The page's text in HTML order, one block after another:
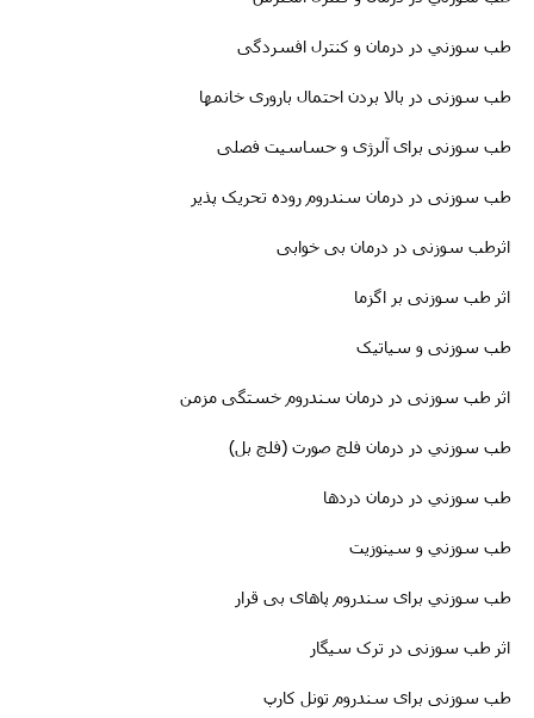
طب سوزني در درمان و کنترل افسردگی
طب سوزنى در بالا بردن احتمال باروری خانمها
طب سوزنی برای آلرژی و حساسیت فصلی
طب سوزنى در درمان سندروم روده تحریک پذیر
اثرطب سوزنى در درمان بی خوابی
اثر طب سوزنی بر اگزما
طب سوزنی و سیاتیک
اثر طب سوزنی در درمان سندروم خستگی مزمن
طب سوزني در درمان فلج صورت (فلج بل)
طب سوزني در درمان دردها
طب سوزني و سینوزیت
طب سوزني برای سندروم پاهای بی قرار
اثر طب سوزنی در ترک سیگار
طب سوزنى برای سندروم تونل کارپ